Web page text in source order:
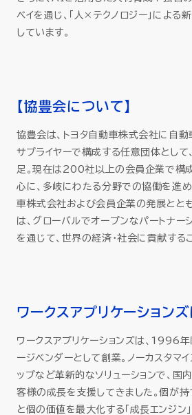
ベイを通じ、「人×テクノロジー」による
しています。
【協豊会について】
協豊会は、トヨタ自動車株式会社に自
サプライヤーで構成する任意団体とし
足。現在は200社以上の会員企業で構
心に、多岐にわたる分野での協働を進め
車株式会社および会員企業の発展とと
は、グローバルでオープンなパートナー
を通じて、世界の経済・社会に貢献する
ワークスアプリケーション
ワークスアプリケーションズは、1996
ージベンダーとして創業。ノーカスタマ
ップなど革新的なソリューションで、国
客様の成長を支援してきました。個が
と個の価値を最大化する「成長エンジン